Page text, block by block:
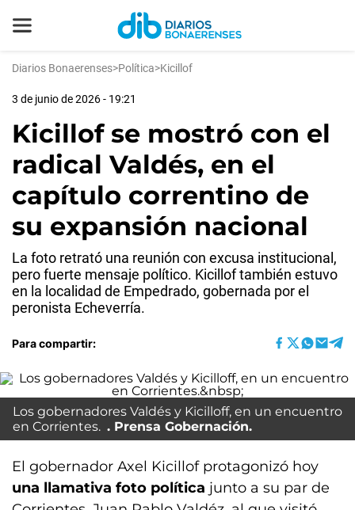
Diarios Bonaerenses>Política>Kicillof
3 de junio de 2026 - 19:21
Kicillof se mostró con el
radical Valdés, en el
capítulo correntino de
su expansión nacional
La foto retrató una reunión con excusa institucional,
pero fuerte mensaje político. Kicillof también estuvo
en la localidad de Empedrado, gobernada por el
peronista Echeverría.
Para compartir:
Los gobernadores Valdés y Kicilloff, en un encuentro
en Corrientes.
Prensa Gobernación.
El gobernador Axel Kicillof protagonizó hoy
una llamativa foto política junto a su par de